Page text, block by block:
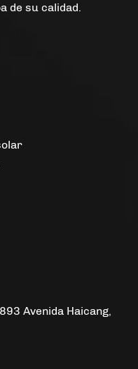
de su calidad.
Avenida Haicang,